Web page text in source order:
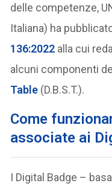
delle competenze,
Italiana) ha
136:2022 alla cui
alcuni componenti
Table (D.B.S.T.).
Come
associate ai
I Digital Badge –